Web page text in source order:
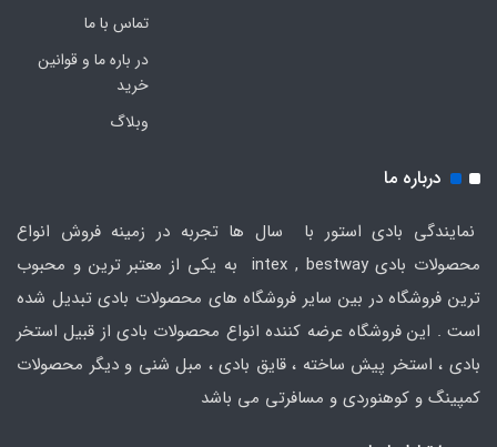
تماس با ما
در باره ما و قوانین
خرید
وبلاگ
درباره ما
نمایندگی بادی استور با سال ها تجربه در زمینه فروش انواع
محصولات بادی intex , bestway به یکی از معتبر ترین و محبوب
ترین فروشگاه در بین سایر فروشگاه های محصولات بادی تبدیل شده
است . این فروشگاه عرضه کننده انواع محصولات بادی از قبیل استخر
بادی ، استخر پیش ساخته ، قایق بادی ، مبل شنی و دیگر محصولات
کمپینگ و کوهنوردی و مسافرتی می باشد